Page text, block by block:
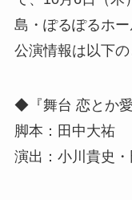
島・ぽるぽるホ
公演情報は以下の
◆『舞台 恋とか愛
脚本：田中大祐
演出：小川貴史